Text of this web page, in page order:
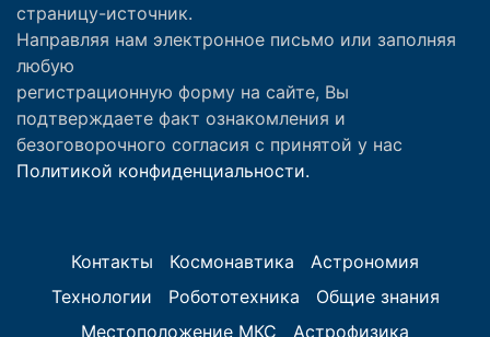
страницу-источник.
Направляя нам электронное письмо или заполняя
любую
регистрационную форму на сайте, Вы
подтверждаете факт ознакомления и
безоговорочного согласия с принятой у нас
Политикой конфиденциальности.
Контакты Космонавтика
Астрономия
Технологии
Робототехника
Общие знания
Местоположение МКС
Астрофизика